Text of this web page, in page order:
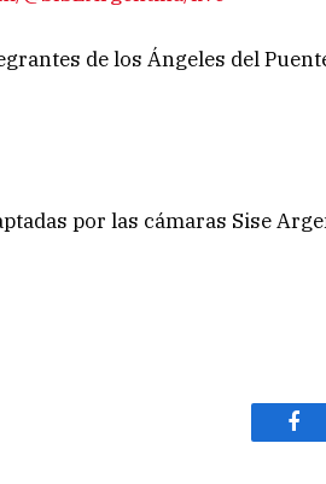
de los Ángeles del
por las cámaras Sise